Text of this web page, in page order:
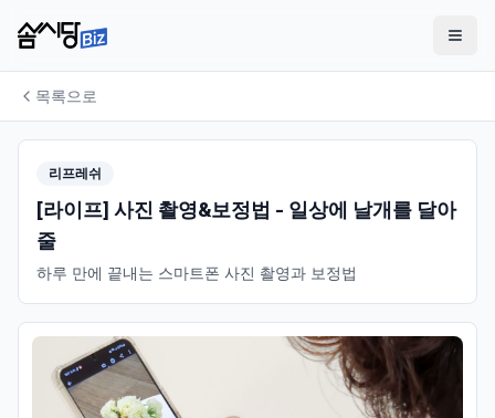
목록으로
리프레쉬
[라이프] 사진 촬영&보정법 - 일상에 날개를 달아
줄
하루 만에 끝내는 스마트폰 사진 촬영과 보정법